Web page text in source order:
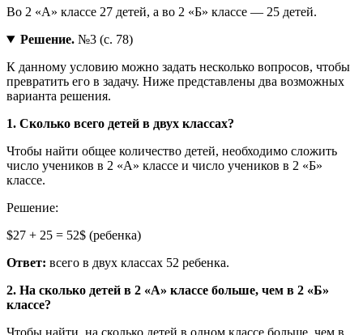
Во 2 «А» классе 27 детей, а во 2 «Б» классе — 25 детей.
Решение.№3 (с. 78)
К данному условию можно задать несколько вопросов, чтобы
превратить его в задачу. Ниже представлены два возможных
варианта решения.
1. Сколько всего детей в двух классах?
Чтобы найти общее количество детей, необходимо сложить
число учеников в 2 «А» классе и число учеников в 2 «Б»
классе.
Решение:
$27 + 25 = 52$ (ребенка)
Ответ: всего в двух классах 52 ребенка.
2. На сколько детей в 2 «А» классе больше, чем в 2 «Б»
классе?
Чтобы найти, на сколько детей в одном классе больше, чем в